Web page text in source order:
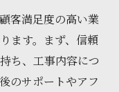
客満足度の高い業
ます。まず、信頼
ち、工事内容につ
のサポートやアフ